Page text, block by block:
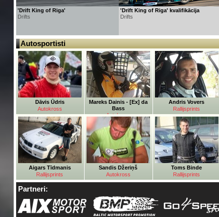
'Drift King of Riga'
Drifts
'Drift King of Riga' kvalifikācija
Drifts
Autosportisti
Dāvis Ūdris
Autokross
Mareks Dainis - [Ex] da
Bass
Autokross
Andris Vovers
Rallijsprints
Aigars Tīdmanis
Rallijsprints
Sandis Džeriņš
Autokross
Toms Binde
Rallijsprints
Partneri: